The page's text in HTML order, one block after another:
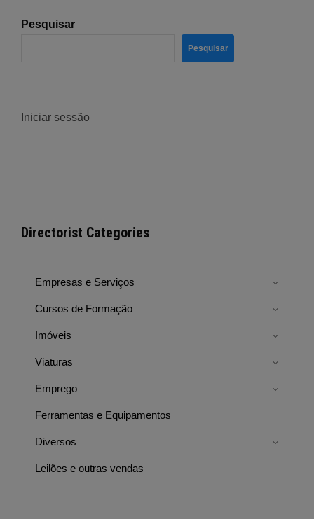
Pesquisar
Pesquisar
Iniciar sessão
Directorist Categories
Empresas e Serviços
Cursos de Formação
Imóveis
Viaturas
Emprego
Ferramentas e Equipamentos
Diversos
Leilões e outras vendas